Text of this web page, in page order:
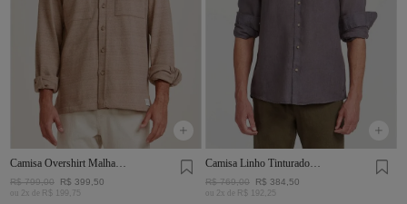
Camisa Overshirt Malha
Rústica Khaki
R$ 799,00 R$ 399,50
ou 2 x de R$ 75
Camisa Linho Tinturado
R$ 769,00 R$ 384,50
ou 2 x de R$ 192 25